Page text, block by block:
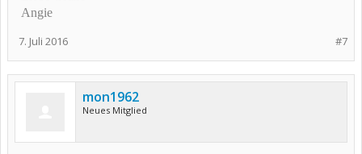
Angie
#7
7. Juli 2016
mon1962
Neues Mitglied